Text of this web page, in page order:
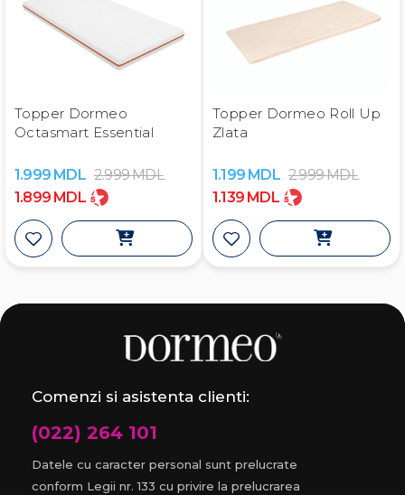
Topper Dormeo
Octasmart Essential
1.999 MDL 2.999MDL
1.899 MDL
Topper Dormeo Roll Up
Zlata
1.199 MDL 2.999MDL
1.139 MDL
Comenzi si asistenta clienti:
(022) 264 101
Datele cu caracter personal sunt prelucrate
conform Legii nr. 133 cu privire la prelucrarea